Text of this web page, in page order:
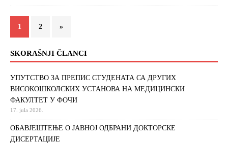
1 2 »
SKORAŠNJI ČLANCI
УПУТСТВО ЗА ПРЕПИС СТУДЕНАТА СА ДРУГИХ
ВИСОКОШКОЛСКИХ УСТАНОВА НА МЕДИЦИНСКИ
ФАКУЛТЕТ У ФОЧИ
17. jula 2026.
ОБАВЈЕШТЕЊЕ О ЈАВНОЈ ОДБРАНИ ДОКТОРСКЕ
ДИСЕРТАЦИЈЕ